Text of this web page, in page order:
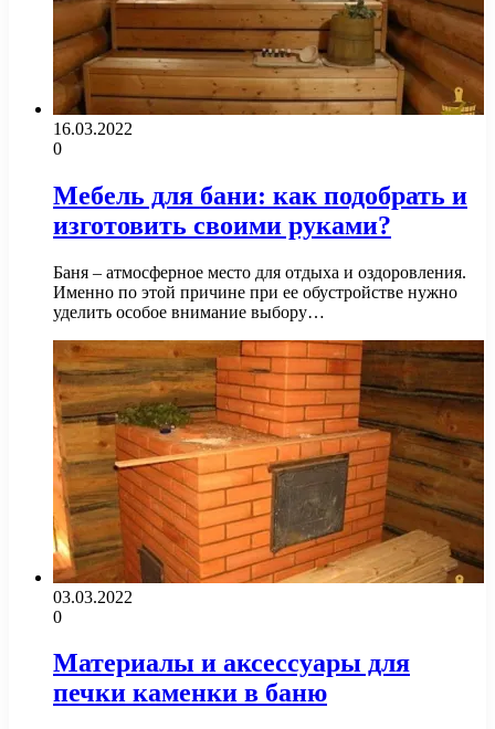
16.03.2022
0
Мебель для бани: как подобрать и
изготовить своими руками?
Баня – атмосферное место для отдыха и оздоровления.
Именно по этой причине при ее обустройстве нужно
уделить особое внимание выбору…
03.03.2022
0
Материалы и аксессуары для
печки каменки в баню